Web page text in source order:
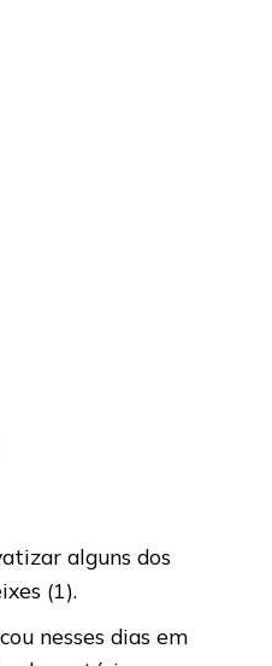
alguns dos
(1).
nesses dias em